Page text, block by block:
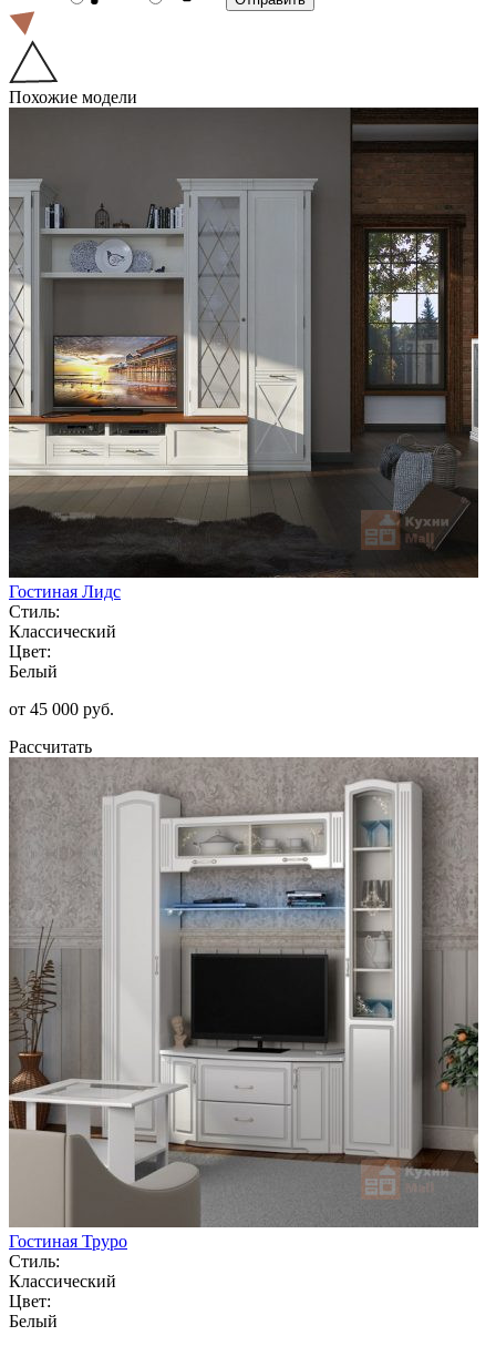
Похожие модели
Гостиная Лидс
Стиль:
Классический
Цвет:
Белый
от 45 000 руб.
Рассчитать
Гостиная Труро
Стиль:
Классический
Цвет:
Белый